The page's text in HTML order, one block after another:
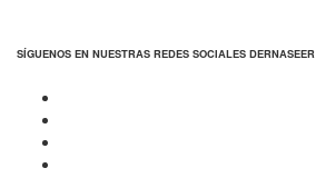
SÍGUENOS EN NUESTRAS REDES SOCIALES DERNASEER